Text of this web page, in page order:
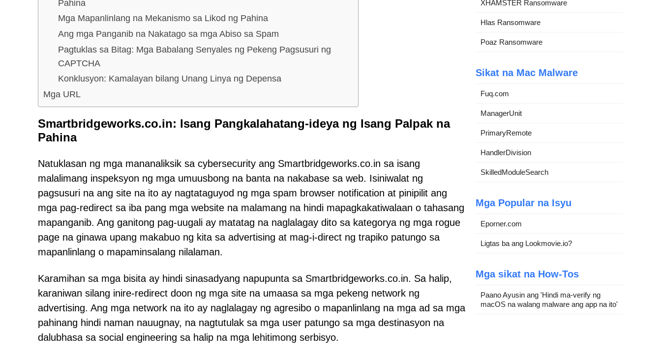
Pahina
Mga Mapanlinlang na Mekanismo sa Likod ng Pahina
Ang mga Panganib na Nakatago sa mga Abiso sa Spam
Pagtuklas sa Bitag: Mga Babalang Senyales ng Pekeng Pagsusuri ng
CAPTCHA
Konklusyon: Kamalayan bilang Unang Linya ng Depensa
Mga URL
Smartbridgeworks.co.in: Isang Pangkalahatang-ideya ng Isang Palpak na
Pahina
Natuklasan ng mga mananaliksik sa cybersecurity ang Smartbridgeworks.co.in sa isang
malalimang inspeksyon ng mga umuusbong na banta na nakabase sa web. Isiniwalat ng
pagsusuri na ang site na ito ay nagtataguyod ng mga spam browser notification at pinipilit ang
mga pag-redirect sa iba pang mga website na malamang na hindi mapagkakatiwalaan o tahasang
mapanganib. Ang ganitong pag-uugali ay matatag na naglalagay dito sa kategorya ng mga rogue
page na ginawa upang makabuo ng kita sa advertising at mag-i-direct ng trapiko patungo sa
mapanlinlang o mapaminsalang nilalaman.
Karamihan sa mga bisita ay hindi sinasadyang napupunta sa Smartbridgeworks.co.in. Sa halip,
karaniwan silang inire-redirect doon ng mga site na umaasa sa mga pekeng network ng
advertising. Ang mga network na ito ay naglalagay ng agresibo o mapanlinlang na mga ad sa mga
pahinang hindi naman nauugnay, na nagtutulak sa mga user patungo sa mga destinasyon na
dalubhasa sa social engineering sa halip na mga lehitimong serbisyo.
XHAMSTER Ransomware
Hlas Ransomware
Poaz Ransomware
Sikat na Mac Malware
Fuq.com
ManagerUnit
PrimaryRemote
HandlerDivision
SkilledModuleSearch
Mga Popular na Isyu
Eporner.com
Ligtas ba ang Lookmovie.io?
Mga sikat na How-Tos
Paano Ayusin ang 'Hindi ma-verify ng
macOS na walang malware ang app na ito'